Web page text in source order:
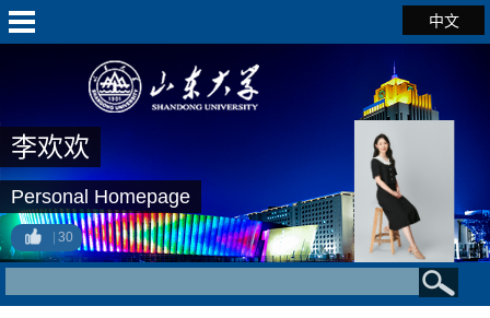
中文
李欢欢
Personal Homepage
30